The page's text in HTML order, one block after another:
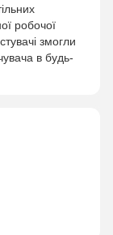
робочої
змогли
в будь-